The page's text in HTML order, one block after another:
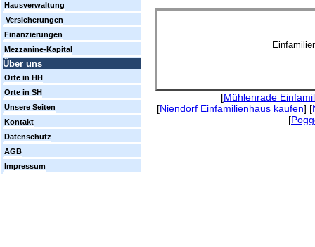
[Mühlenrade
[Niendorf Einfamilienhaus kaufen] [
[
Hausverwaltung
Versicherungen
Finanzierungen
Mezzanine-Kapital
Über uns
Orte in HH
Orte in SH
Unsere Seiten
Kontakt
Datenschutz
AGB
Impressum